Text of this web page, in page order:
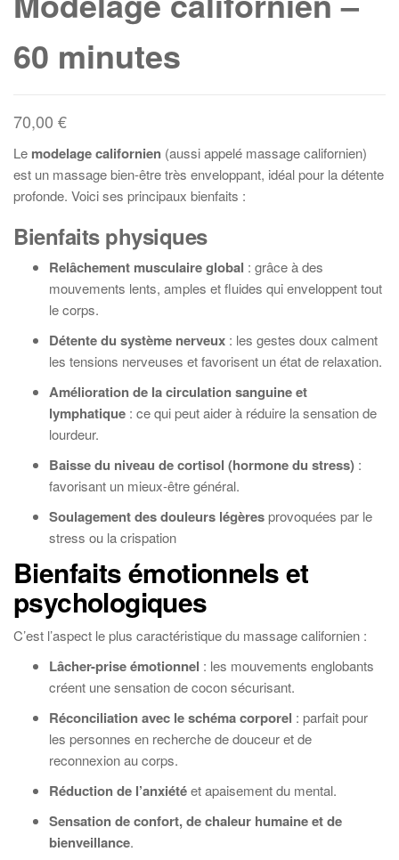
60 minutes
70,00 €
Le modelage californien (aussi appelé massage californien)
est un massage bien-être très enveloppant, idéal pour la détente
profonde. Voici ses principaux bienfaits :
Bienfaits physiques
Relâchement musculaire global : grâce à des
mouvements lents, amples et fluides qui enveloppent tout
le corps.
Détente du système nerveux : les gestes doux calment
les tensions nerveuses et favorisent un état de relaxation.
Amélioration de la circulation sanguine et
lymphatique : ce qui peut aider à réduire la sensation de
lourdeur.
Baisse du niveau de cortisol (hormone du stress) :
favorisant un mieux-être général.
Soulagement des douleurs légèresprovoquées par le
stress ou la crispation
Bienfaits émotionnels et
psychologiques
C’est l’aspect le plus caractéristique du massage californien :
Lâcher-prise émotionnel : les mouvements englobants
créent une sensation de cocon sécurisant.
Réconciliation avec le schéma corporel : parfait pour
les personnes en recherche de douceur et de
reconnexion au corps.
Réduction de l’anxiétéet apaisement du mental.
Sensation de confort, de chaleur humaine et de
bienveillance.